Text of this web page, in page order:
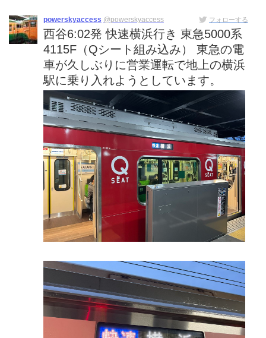
powerskyaccess @powerskyaccess フォローする
西谷6:02発 快速横浜行き 東急5000系
4115F（Qシート組み込み） 東急の電
車が久しぶりに営業運転で地上の横浜
駅に乗り入れようとしています。